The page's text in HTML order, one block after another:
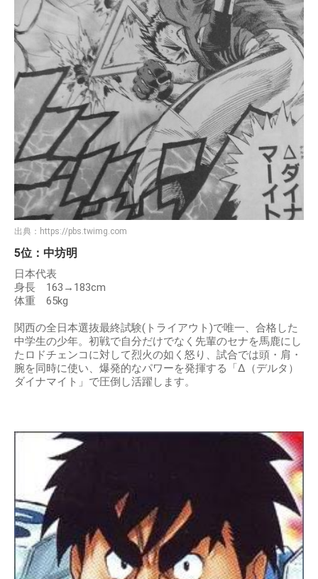
出典： https://pbs.twimg.com
5位：中坊明
日本代表
身長 163→183cm
体重 65kg
関西の全日本選抜最終試験(トライアウト)で唯一、合格した
中学生の少年。初戦で自分だけでなく先輩のセナを馬鹿にし
たロドチェンコに対して烈火の如く怒り、試合では頭・肩・
腕を同時に使い、爆発的なパワーを発揮する「Δ（デルタ）
ダイナマイト」で圧倒し活躍します。